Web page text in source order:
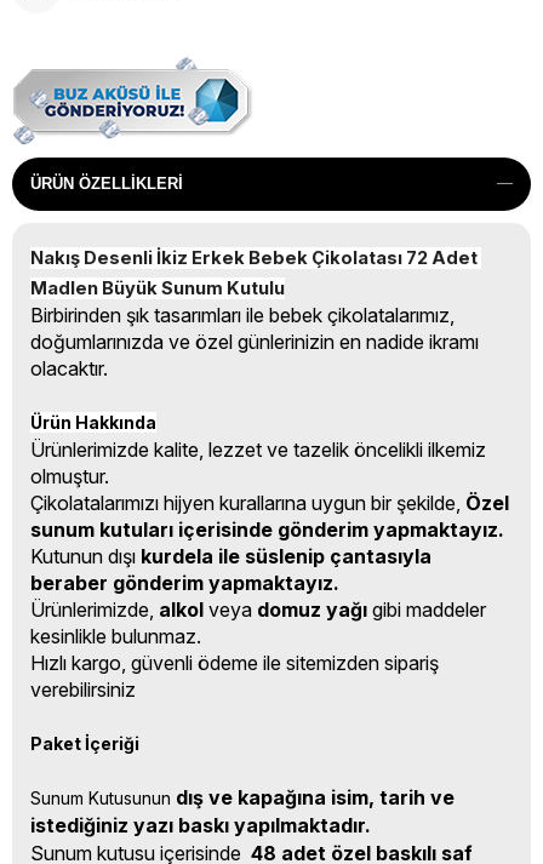
ÜRÜN ÖZELLIKLERI
Nakış Desenli İkiz Erkek Bebek Çikolatası 72 Adet
Madlen Büyük Sunum Kutulu
Birbirinden şık tasarımları ile bebek çikolatalarımız,
doğumlarınızda ve özel günlerinizin en nadide ikramı
olacaktır.
Ürün Hakkında
Ürünlerimizde kalite, lezzet ve tazelik öncelikli ilkemiz
olmuştur.
Çikolatalarımızı hijyen kurallarına uygun bir şekilde, Özel
sunum kutuları içerisinde gönderim yapmaktayız.
Kutunun dışı kurdela ile süslenip çantasıyla
beraber gönderim yapmaktayız.
Ürünlerimizde, alkol veya domuz yağı gibi maddeler
kesinlikle bulunmaz.
Hızlı kargo, güvenli ödeme ile sitemizden sipariş
verebilirsiniz
Paket İçeriği
Sunum Kutusunun dış ve kapağına isim, tarih ve
istediğiniz yazı baskı yapılmaktadır.
Sunum kutusu içerisinde 48 adet özel baskılı saf